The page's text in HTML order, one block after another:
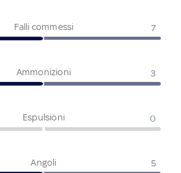
Falli commessi 7
Ammonizioni 3
Espulsioni 0
Angoli 5